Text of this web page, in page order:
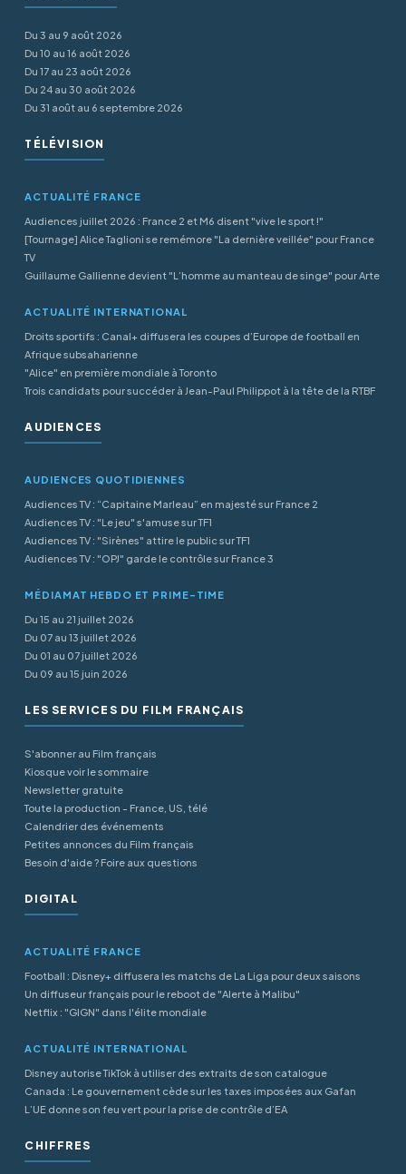
Du 3 au 9 août 2026
Du 10 au 16 août 2026
Du 17 au 23 août 2026
Du 24 au 30 août 2026
Du 31 août au 6 septembre 2026
TÉLÉVISION
ACTUALITÉ FRANCE
Audiences juillet 2026 : France 2 et M6 disent "vive le sport !"
[Tournage] Alice Taglioni se remémore "La dernière veillée" pour France
TV
Guillaume Gallienne devient "L’homme au manteau de singe" pour Arte
ACTUALITÉ INTERNATIONAL
Droits sportifs : Canal+ diffusera les coupes d’Europe de football en
Afrique subsaharienne
"Alice" en première mondiale à Toronto
Trois candidats pour succéder à Jean-Paul Philippot à la tête de la RTBF
AUDIENCES
AUDIENCES QUOTIDIENNES
Audiences TV : “Capitaine Marleau” en majesté sur France 2
Audiences TV : "Le jeu" s'amuse sur TF1
Audiences TV : "Sirènes" attire le public sur TF1
Audiences TV : "OPJ" garde le contrôle sur France 3
MÉDIAMAT HEBDO ET PRIME-TIME
Du 15 au 21 juillet 2026
Du 07 au 13 juillet 2026
Du 01 au 07 juillet 2026
Du 09 au 15 juin 2026
LES SERVICES DU FILM FRANÇAIS
S'abonner au Film français
Kiosque voir le sommaire
Newsletter gratuite
Toute la production - France, US, télé
Calendrier des événements
Petites annonces du Film français
Besoin d'aide ? Foire aux questions
DIGITAL
ACTUALITÉ FRANCE
Football : Disney+ diffusera les matchs de La Liga pour deux saisons
Un diffuseur français pour le reboot de "Alerte à Malibu"
Netflix : "GIGN" dans l'élite mondiale
ACTUALITÉ INTERNATIONAL
Disney autorise TikTok à utiliser des extraits de son catalogue
Canada : Le gouvernement cède sur les taxes imposées aux Gafan
L’UE donne son feu vert pour la prise de contrôle d’EA
CHIFFRES